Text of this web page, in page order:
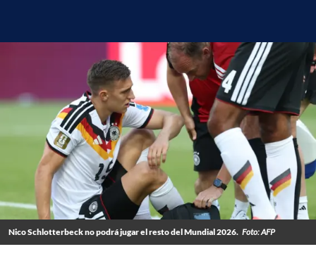
Nico Schlotterbeck no podrá jugar el resto del Mundial 2026. Foto: AFP